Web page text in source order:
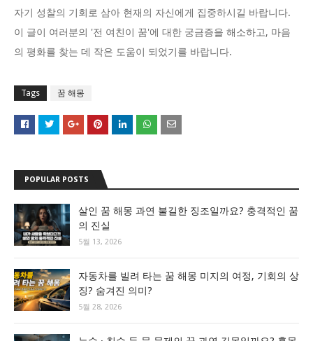
자기 성찰의 기회로 삼아 현재의 자신에게 집중하시길 바랍니다.
이 글이 여러분의 '전 여친이 꿈'에 대한 궁금증을 해소하고, 마음
의 평화를 찾는 데 작은 도움이 되었기를 바랍니다.
Tags 꿈 해몽
POPULAR POSTS
살인 꿈 해몽 과연 불길한 징조일까요? 충격적인 꿈
의 진실
5월 13, 2026
자동차를 빌려 타는 꿈 해몽 미지의 여정, 기회의 상
징? 숨겨진 의미?
5월 28, 2026